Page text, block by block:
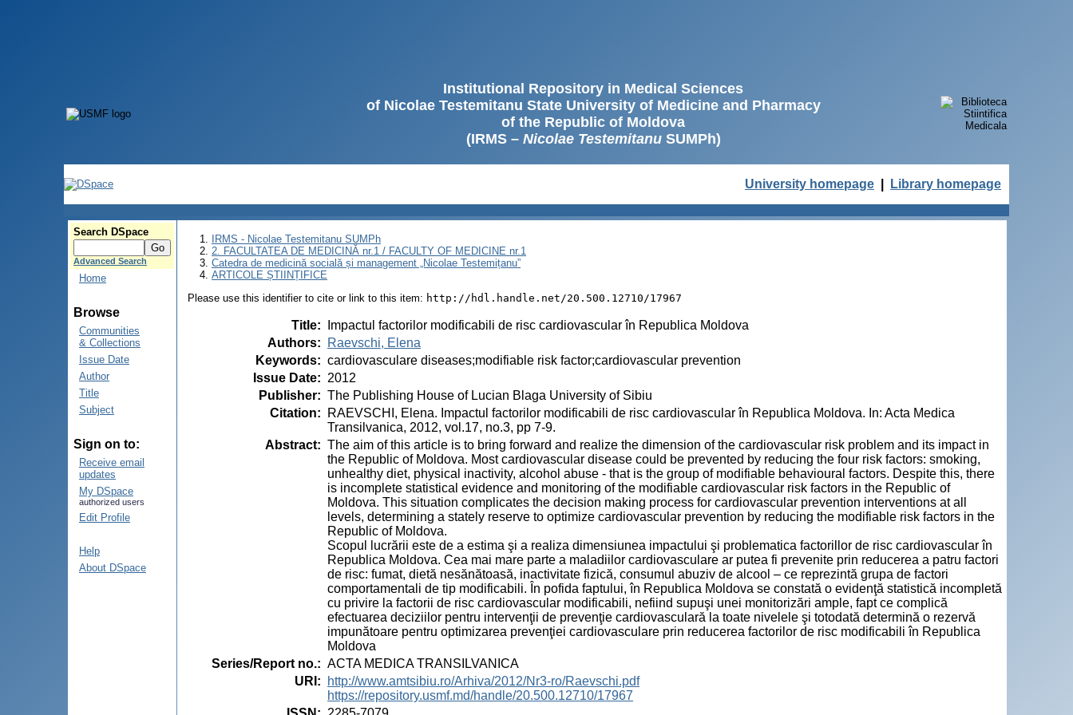
Institutional Repository in Medical Sciences
of Nicolae Testemitanu State University of Medicine and Pharmacy
of the Republic of Moldova
(IRMS – Nicolae TestemitanuSUMPh)
University homepage Library homepage
Search DSpace
Advanced Search
Home
Browse
Communities
& Collections
Issue Date
Author
Title
Subject
Sign on to:
Receive email
updates
My DSpace
authorized users
Edit Profile
Help
About DSpace
IRMS - Nicolae Testemitanu SUMPh
2. FACULTATEA DE MEDICINĂ nr.1 / FACULTY OF MEDICINE nr.1
Catedra de medicină socială și management „Nicolae Testemițanu”
ARTICOLE ȘTIINȚIFICE
Please use this identifier to cite or link to this item: http://hdl.handle.net/20.500.12710/17967
Title:
Impactul factorilor modificabili de risc cardiovascular în Republica Moldova
Authors:
Raevschi, Elena
Keywords: cardiovasculare diseases;modifiable risk factor;cardiovascular prevention
Issue Date: 2012
Publisher: The Publishing House of Lucian Blaga University of Sibiu
Citation:
RAEVSCHI, Elena. Impactul factorilor modificabili de risc cardiovascular în Republica Moldova. In: Acta Medica
Transilvanica, 2012, vol.17, no.3, pp 7-9.
Abstract: The aim of this article is to bring forward and realize the dimension of the cardiovascular risk problem and its impact in
the Republic of Moldova. Most cardiovascular disease could be prevented by reducing the four risk factors: smoking,
unhealthy diet, physical inactivity, alcohol abuse - that is the group of modifiable behavioural factors. Despite this, there
is incomplete statistical evidence and monitoring of the modifiable cardiovascular risk factors in the Republic of
Moldova. This situation complicates the decision making process for cardiovascular prevention interventions at all
levels, determining a stately reserve to optimize cardiovascular prevention by reducing the modifiable risk factors in the
Republic of Moldova.
Scopul lucrării este de a estima şi a realiza dimensiunea impactului şi problematica factorillor de risc cardiovascular în
Republica Moldova. Cea mai mare parte a maladiilor cardiovasculare ar putea fi prevenite prin reducerea a patru factori
de risc: fumat, dietă nesănătoasă, inactivitate fizică, consumul abuziv de alcool – ce reprezintă grupa de factori
comportamentali de tip modificabili. În pofida faptului, în Republica Moldova se constată o evidenţă statistică incompletă
cu privire la factorii de risc cardiovascular modificabili, nefiind supuşi unei monitorizări ample, fapt ce complică
efectuarea deciziilor pentru intervenţii de prevenţie cardiovasculară la toate nivelele şi totodată determină o rezervă
impunătoare pentru optimizarea prevenţiei cardiovasculare prin reducerea factorilor de risc modificabili în Republica
Moldova
Series/Report no.: ACTA MEDICA TRANSILVANICA
URI :
http://www.amtsibiu.ro/Arhiva/2012/Nr3-ro/Raevschi.pdf
https://repository.usmf.md/handle/20.500.12710/17967